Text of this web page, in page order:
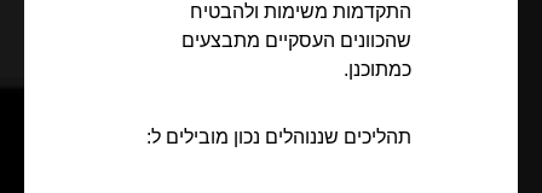
התקדמות משימות ולהבטיח
שהכוונים העסקיים מתבצעים
כמתוכנן.
תהליכים שננוהלים נכון מובילים ל: